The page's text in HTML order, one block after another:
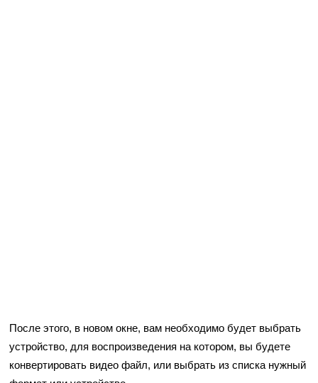
После этого, в новом окне, вам необходимо будет выбрать
устройство, для воспроизведения на котором, вы будете
конвертировать видео файл, или выбрать из списка нужный